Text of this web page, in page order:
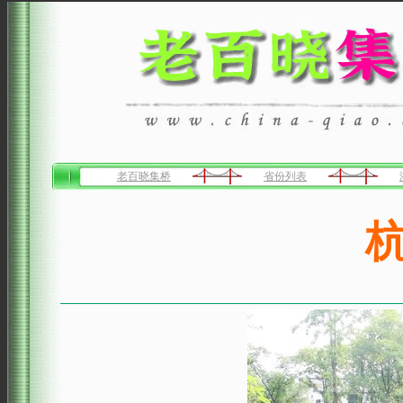
老百晓集桥 省份列表